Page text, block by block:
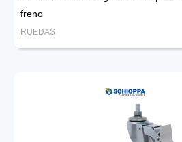
freno
RUEDAS